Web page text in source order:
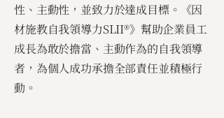
性、主動性，並致力於達成目標。《因
材施教自我領導力SLII®》幫助企業員工
成長為敢於擔當、主動作為的自我領導
者，為個人成功承擔全部責任並積極行
動。